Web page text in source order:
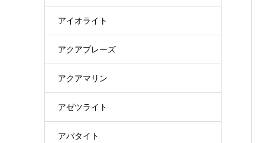
アイオライト
アクアプレーズ
アクアマリン
アゼツライト
アパタイト